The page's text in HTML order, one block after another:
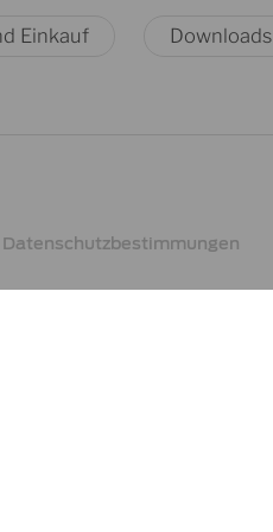
Einkauf Downloads
Datenschutzbestimmungen